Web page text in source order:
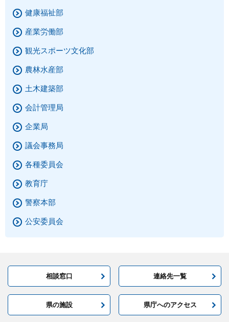
健康福祉部
産業労働部
観光スポーツ文化部
農林水産部
土木建築部
会計管理局
企業局
議会事務局
各種委員会
教育庁
警察本部
公安委員会
相談窓口 連絡先一覧
県の施設 県庁へのアクセス